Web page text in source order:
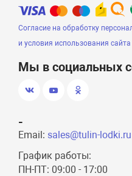
Согласие на обработку
и условия использования сайта
Мы в социальных
-
Email: sales@tulin-lodki.ru
График работы:
ПН-ПТ: 09:00 - 17:00